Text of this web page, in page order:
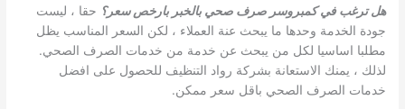
هل ترغب في كمبروسر صرف صحي بالخبر بارخص سعر؟ حقا ، ليست
جودة الخدمة وحدها ما يبحث عنة العملاء ، لكن السعر المناسب يظل
مطلبا اساسيا لكل من يبحث عن خدمة من خدمات الصرف الصحي.
لذلك ، يمنك الاستعانة بشركة رواد التنظيف للحصول على افضل
خدمات الصرف الصحي باقل سعر ممكن.